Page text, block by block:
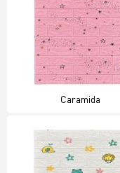
Caramida